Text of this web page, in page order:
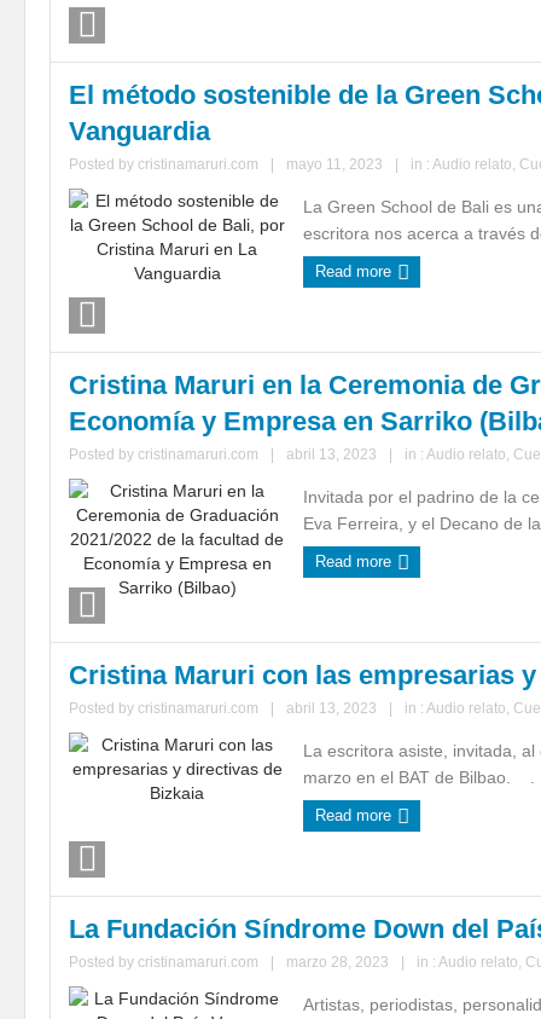
El método sostenible de la Green
Vanguardia
Posted by cristinamaruri.com mayo 11, 2023 in : Audio relato,
La Green School de Bali es
escritora nos acerca a través
Read more
Cristina Maruri en la Ceremonia de
Economía y Empresa en Sarriko
Posted by cristinamaruri.com abril 13, 2023 in : Audio relato,
Invitada por el padrino de la
Eva Ferreira, y el Decano de
Read more
Cristina Maruri con las empresarias
Posted by cristinamaruri.com abril 13, 2023 in : Audio relato,
La escritora asiste, invitada,
marzo en el BAT de Bilbao. .
Read more
La Fundación Síndrome Down del
Posted by cristinamaruri.com marzo 28, 2023 in : Audio relato,
Artistas, periodistas,